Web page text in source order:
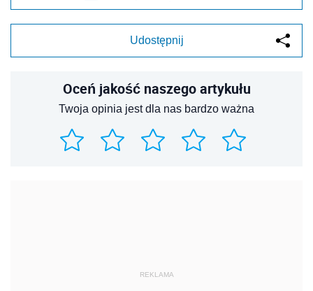
Udostępnij
Oceń jakość naszego artykułu
Twoja opinia jest dla nas bardzo ważna
REKLAMA